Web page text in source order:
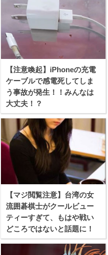
【注意喚起】iPhoneの充電
ケーブルで感電死してしま
う事故が発生！！みんなは
大丈夫！？
【マジ閲覧注意】台湾の女
流囲碁棋士がクールビュー
ティーすぎて、もはや戦い
どころではないと話題に！